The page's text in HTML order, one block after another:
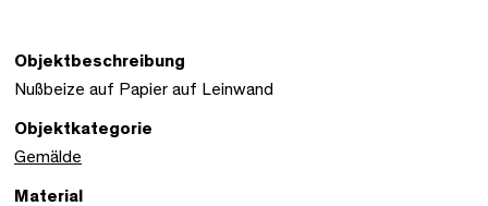
Objektbeschreibung
Nußbeize auf Papier auf Leinwand
Objektkategorie
Gemälde
Material